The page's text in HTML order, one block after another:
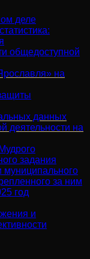
деле
общедоступной
на
данных
деятельности на
задания
муниципального
за ним
год
и